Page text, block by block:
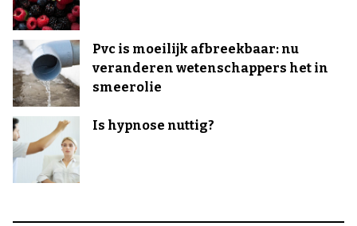
Pvc is moeilijk afbreekbaar: nu
veranderen wetenschappers het in
smeerolie
Is hypnose nuttig?